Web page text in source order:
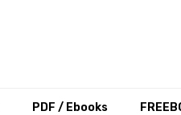
PDF / Ebooks